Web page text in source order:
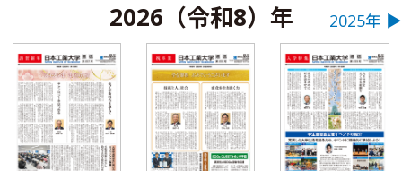
2026（令和8）年 2025年 ▶